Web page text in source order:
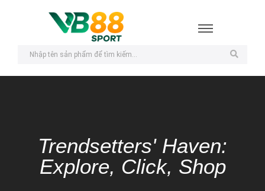
Trendsetters' Haven:
Explore, Click, Shop